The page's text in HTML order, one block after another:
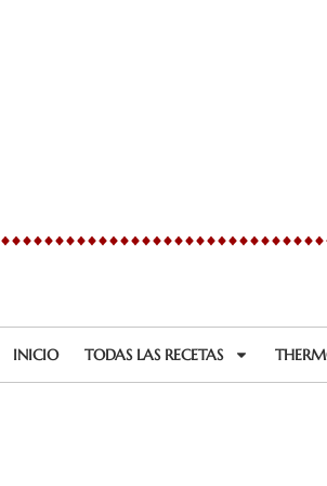
INICIO TODAS LAS RECETAS